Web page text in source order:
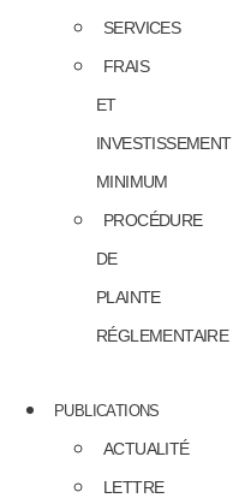
SERVICES
FRAIS
ET
INVESTISSEMENT
MINIMUM
PROCÉDURE
DE
PLAINTE
RÉGLEMENTAIRE
PUBLICATIONS
ACTUALITÉ
LETTRE